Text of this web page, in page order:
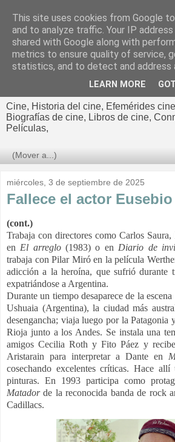
El cultural
cinematográfico
Cine, Historia del cine, Efemérides
Biografías de cine, Libros de cine,
Películas,
miércoles, 3 de septiembre de 2025
Fallece el actor
(cont.)
Trabaja con directores como Carlos
en El arreglo(1983) o en Diario de
trabaja con Pilar Miró en la película
adicción a la heroína, que sufrió durante
expatriándose a Argentina.
Durante un tiempo desaparece de la escena
Ushuaia (Argentina), la ciudad más
desengancha; viaja luego por la
Rioja junto a los Andes. Se instala una
amigos Cecilia Roth y Fito Páez y
Aristarain para interpretar a Dante en
cosechando excelentes críticas. Hace
pinturas. En 1993 participa como
Matadorde la reconocida banda de rock
Cadillacs.
This site uses cookies from Google
and to analyze traffic. Your IP
shared with Google along with
metrics to ensure quality of service,
statistics, and to detect and address
LEARN MORE